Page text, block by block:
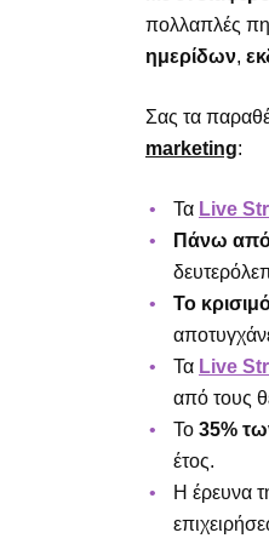
πολλαπλές
ημερίδων,
Σας τα
marketing:
Τα Live
Πάνω από
Το
Τα Live
από τους
Το 35%
έτος.
Η έρευνα